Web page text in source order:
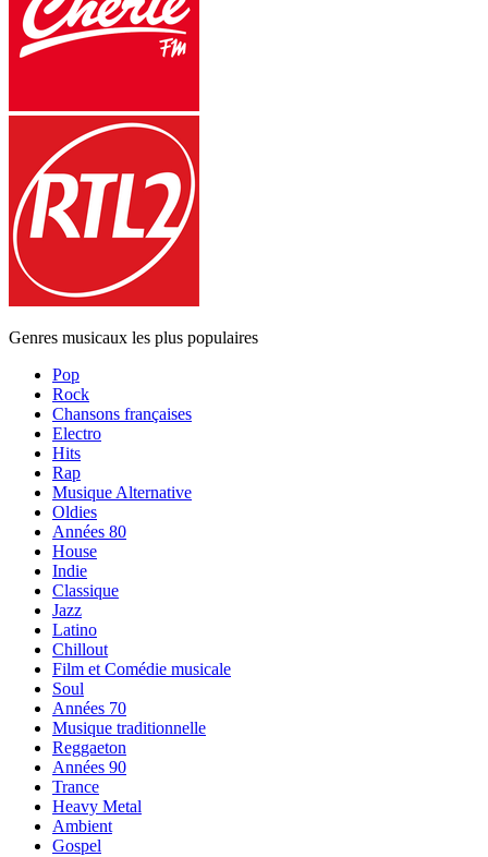
Genres musicaux les plus populaires
Pop
Rock
Chansons françaises
Electro
Hits
Rap
Musique Alternative
Oldies
Années 80
House
Indie
Classique
Jazz
Latino
Chillout
Film et Comédie musicale
Soul
Années 70
Musique traditionnelle
Reggaeton
Années 90
Trance
Heavy Metal
Ambient
Gospel